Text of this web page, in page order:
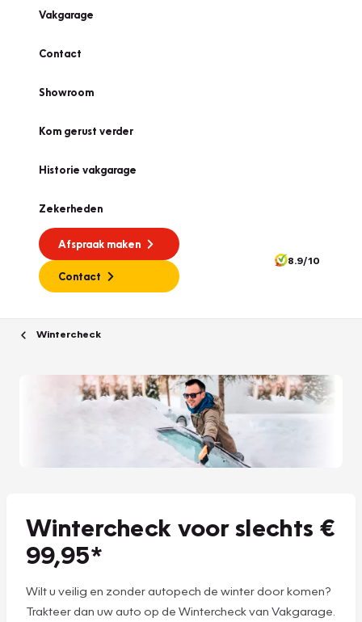
Vakgarage
Contact
Showroom
Kom gerust verder
Historie vakgarage
Zekerheden
Afspraak maken
Contact
8.9/10
Wintercheck
Wintercheck voor slechts €
99,95*
Wilt u veilig en zonder autopech de winter door komen?
Trakteer dan uw auto op de Wintercheck van Vakgarage.